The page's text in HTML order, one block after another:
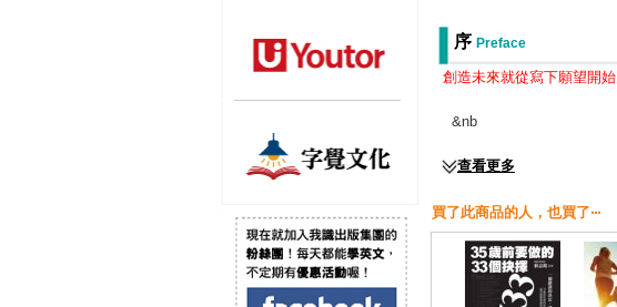
序 Preface
創造未來就從寫下願望開始
&nb
查看更多
買了此商品的人，也買了‧‧‧